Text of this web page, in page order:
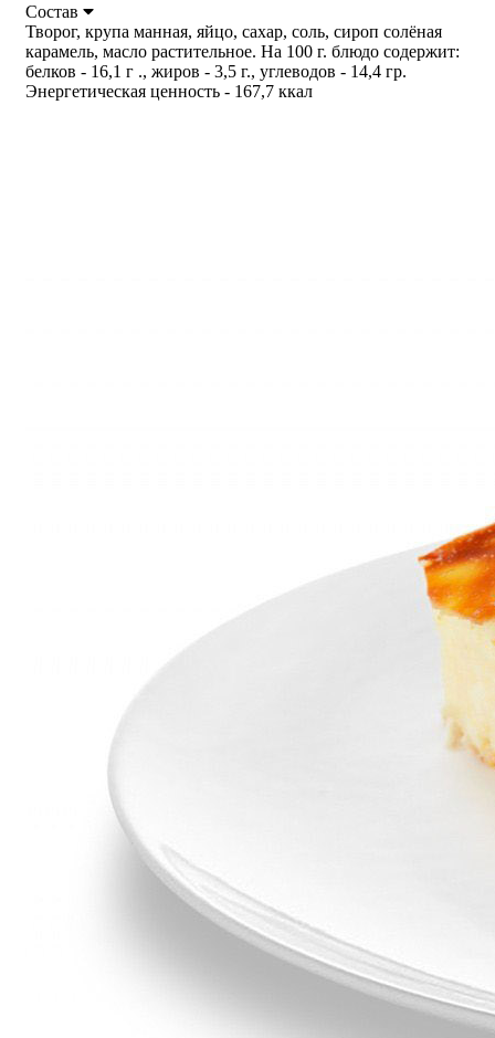
Состав
Творог, крупа манная, яйцо, сахар, соль, сироп солёная
карамель, масло растительное. На 100 г. блюдо содержит:
белков - 16,1 г ., жиров - 3,5 г., углеводов - 14,4 гр.
Энергетическая ценность - 167,7 ккал